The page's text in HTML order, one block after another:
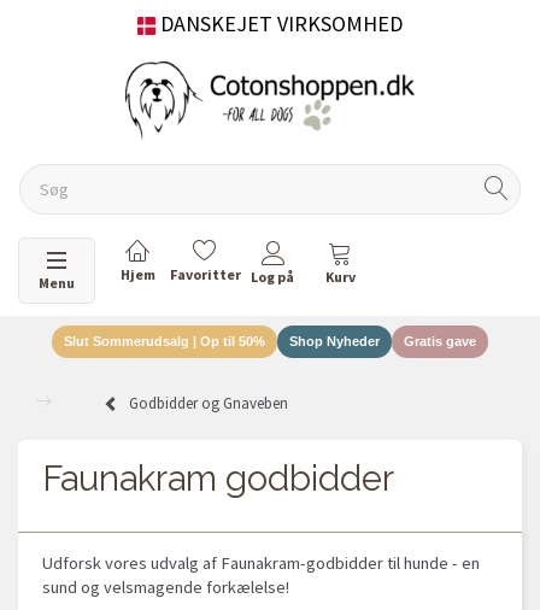
DANSKEJET VIRKSOMHED
Skifte navigation
Menu
Slut Sommerudsalg | Op til 50% Shop Nyheder Gratis gave
Godbidder og Gnaveben
Faunakram godbidder
Udforsk vores udvalg af Faunakram-godbidder til hunde - en
sund og velsmagende forkælelse!